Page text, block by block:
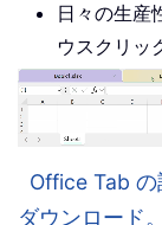
日々の生産
ウスクリッ
Office Tab の
ダウンロード